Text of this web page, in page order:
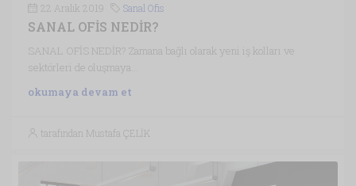
22 Aralık 2019 Sanal Ofis
SANAL OFİS NEDİR?
SANAL OFİS NEDİR? Zamana bağlı olarak yeni iş kolları ve
sektörleri de oluşmaya...
okumaya devam et
tarafından Mustafa ÇELİK